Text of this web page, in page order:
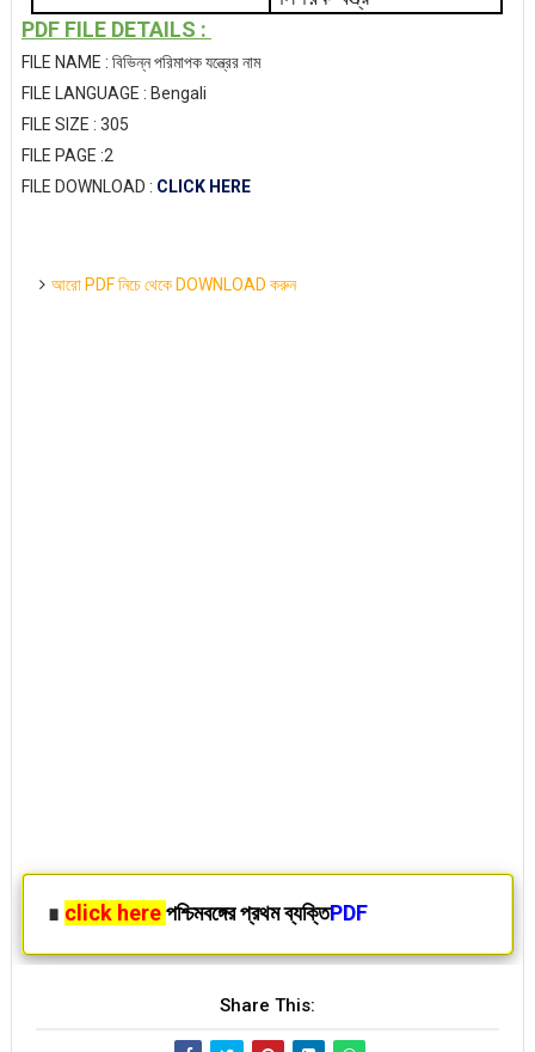
PDF FILE DETAILS :
FILE NAME : বিভিন্ন পরিমাপক যন্ত্রের নাম
FILE LANGUAGE : Bengali
FILE SIZE : 305
FILE PAGE :2
FILE DOWNLOAD : CLICK HERE
আরো PDF নিচে থেকে DOWNLOAD করুন
∎ click hereপশ্চিমবঙ্গের প্রথম ব্যক্তিPDF
Share This: